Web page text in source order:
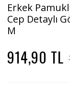
Erkek
Cep Detaylı
M
914,90 TL